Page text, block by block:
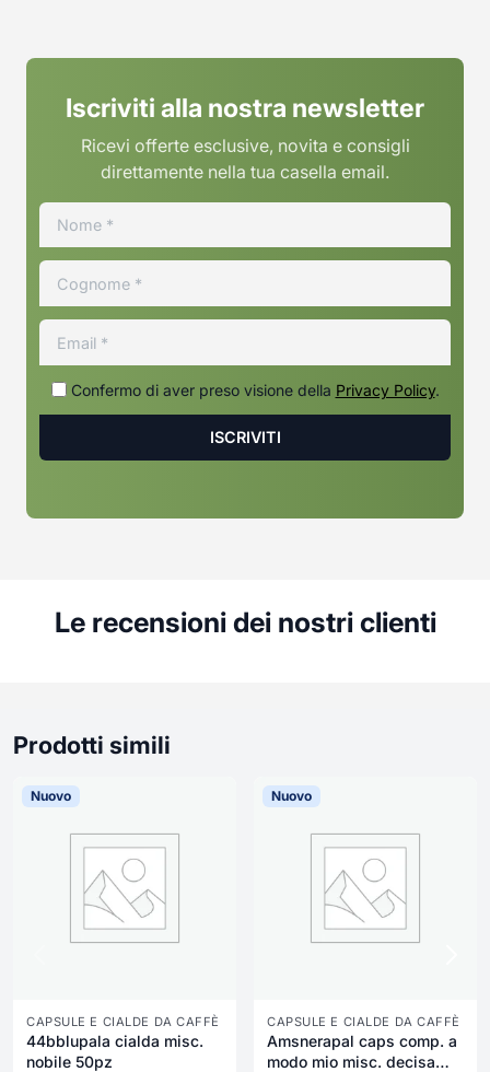
Iscriviti alla nostra newsletter
Ricevi offerte esclusive, novita e consigli
direttamente nella tua casella email.
Confermo di aver preso visione della Privacy Policy.
Le recensioni dei nostri clienti
Prodotti simili
Nuovo
CAPSULE E CIALDE DA CAFFÈ
44bblupala cialda misc.
nobile 50pz
Nuovo
CAPSULE E CIALDE DA CAFFÈ
Amsnerapal caps comp. a
modo mio misc. decisa